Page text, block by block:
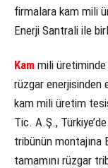
firmalara kam mili
Enerji Santrali ile
Kam mili üretiminde
rüzgar enerjisinden
kam mili üretim
Tic. A.Ş.,
tribünün montajına
tamamını rüzgar